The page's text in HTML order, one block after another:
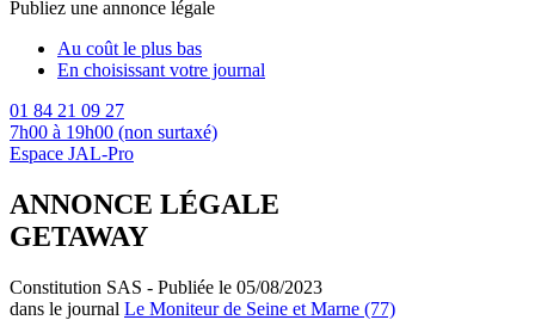
Publiez une annonce légale
Au coût le plus bas
En choisissant votre journal
01 84 21 09 27
7h00 à 19h00 (non surtaxé)
Espace JAL-Pro
ANNONCE LÉGALE
GETAWAY
Constitution SAS - Publiée le 05/08/2023
dans le journal Le Moniteur de Seine et Marne (77)